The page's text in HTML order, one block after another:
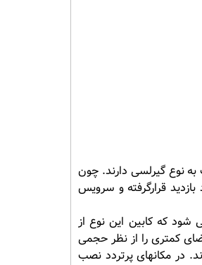
نوع گیرلسی دارند. چون
قرارگرفته و سرویس
که کابین این نوع از
کمتری را از نظر حجمی
در مکانهای پرتردد نصب